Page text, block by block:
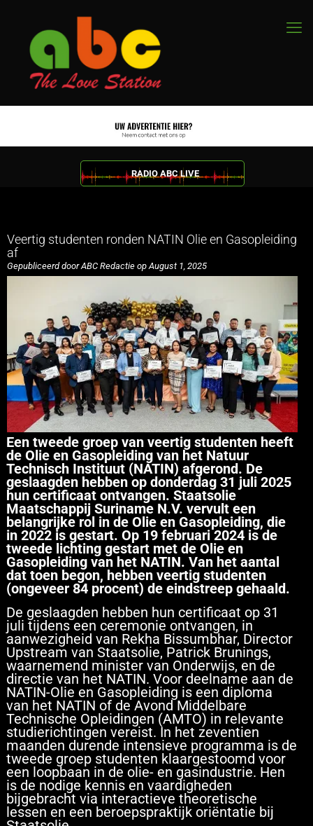
RADIO ABC LIVE
Veertig studenten ronden NATIN Olie en Gasopleiding
af
Gepubliceerd door ABC Redactie op August 1, 2025
Een tweede groep van veertig studenten heeft
de Olie en Gasopleiding van het Natuur
Technisch Instituut (NATIN) afgerond. De
geslaagden hebben op donderdag 31 juli 2025
hun certificaat ontvangen. Staatsolie
Maatschappij Suriname N.V. vervult een
belangrijke rol in de Olie en Gasopleiding, die
in 2022 is gestart. Op 19 februari 2024 is de
tweede lichting gestart met de Olie en
Gasopleiding van het NATIN. Van het aantal
dat toen begon, hebben veertig studenten
(ongeveer 84 procent) de eindstreep gehaald.
De geslaagden hebben hun certificaat op 31
juli tijdens een ceremonie ontvangen, in
aanwezigheid van Rekha Bissumbhar, Director
Upstream van Staatsolie, Patrick Brunings,
waarnemend minister van Onderwijs, en de
directie van het NATIN. Voor deelname aan de
NATIN-Olie en Gasopleiding is een diploma
van het NATIN of de Avond Middelbare
Technische Opleidingen (AMTO) in relevante
studierichtingen vereist. In het zeventien
maanden durende intensieve programma is de
tweede groep studenten klaargestoomd voor
een loopbaan in de olie- en gasindustrie. Hen
is de nodige kennis en vaardigheden
bijgebracht via interactieve theoretische
lessen en een beroepspraktijk oriëntatie bij